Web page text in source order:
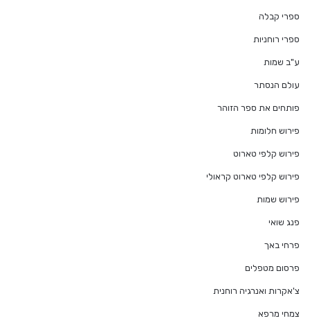
ספרי קבלה
ספרי רוחניות
ע"ב שמות
עולם הנסתר
פותחים את ספר הזוהר
פירוש חלומות
פירוש קלפי טארוט
פירוש קלפי טארוט קראולי
פירוש שמות
פנג שואי
פרחי באך
פרסום מטפלים
צ'אקרות ואנרגיה רוחנית
צמחי מרפא